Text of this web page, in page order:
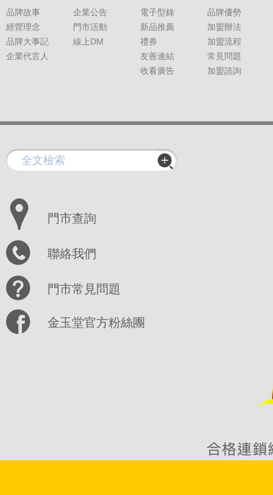
品牌故事
經營理念
品牌大事記
企業代言人
企業公告
門市活動
線上DM
電子型錄
新品推薦
禮券
友善連結
收看廣告
品牌優勢
加盟辦法
加盟流程
常見問題
加盟諮詢
門市查詢
聯絡我們
門市常見問題
金玉堂官方粉絲團